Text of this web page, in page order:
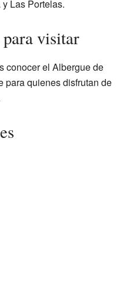
Las Portelas.
visitar
conocer el Albergue de
para quienes disfrutan de